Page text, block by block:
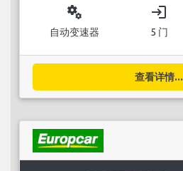
miscellaneous_services
自动变速器
login
5 门
查看详情...